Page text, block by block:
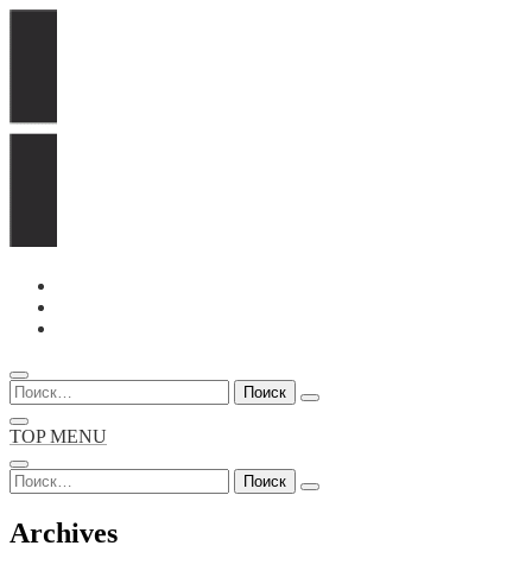
Перейти
содержимому
Найти:
TOP MENU
Найти:
Archives